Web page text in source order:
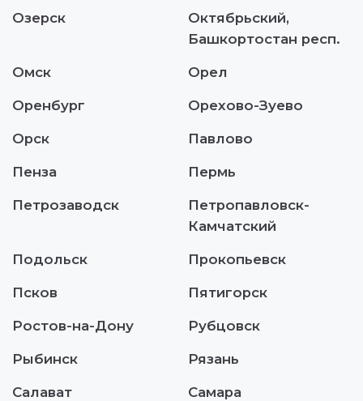
Озерск
Октябрьский,
Башкортостан респ.
Омск Орел
Оренбург Орехово-Зуево
Орск Павлово
Пенза Пермь
Петрозаводск
Петропавловск-
Камчатский
Подольск Прокопьевск
Псков Пятигорск
Ростов-на-Дону Рубцовск
Рыбинск Рязань
Салават Самара